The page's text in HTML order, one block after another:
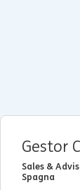
Gestor
Sales &
Spagna